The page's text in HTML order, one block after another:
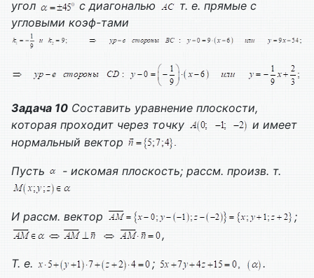
угол с диагональю
т. е. прямые с
угловыми коэф-тами
Задача 10 Составить уравнение плоскости,
которая проходит через точку
и имеет
нормальный вектор
Пусть - искомая плоскость; рассм. произв. т.
И рассм. вектор
;
,
Т. е. ; .